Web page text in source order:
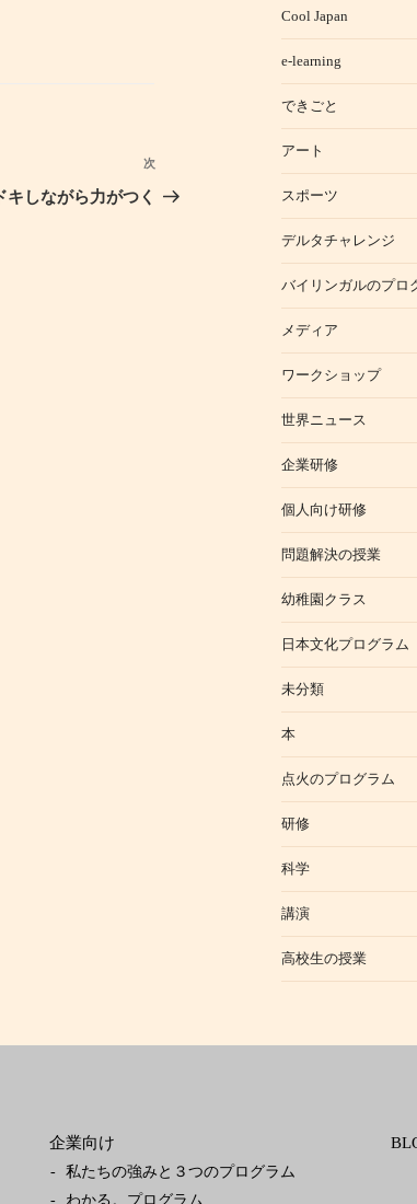
次
の
次
しながら力がつく
Cool Japan
e-learning
できごと
アート
スポーツ
デルタチャレンジ
バイリンガルのプロ
メディア
ワークショップ
世界ニュース
企業研修
個人向け研修
問題解決の授業
幼稚園クラス
日本文化プログラム
未分類
本
点火のプログラム
研修
科学
講演
高校生の授業
企業向け
私たちの強みと３つのプログラム
わかる。プログラム